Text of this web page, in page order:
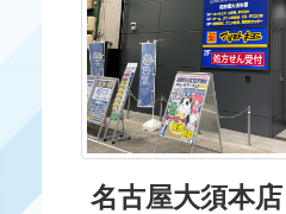
名古屋大須本店